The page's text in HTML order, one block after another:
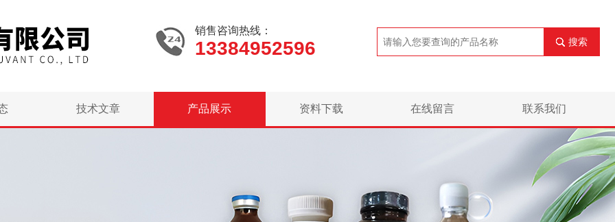
销售咨询热线：
13384952596 搜索
技术文章 产品展示 资料下载 在线留言 联系我们